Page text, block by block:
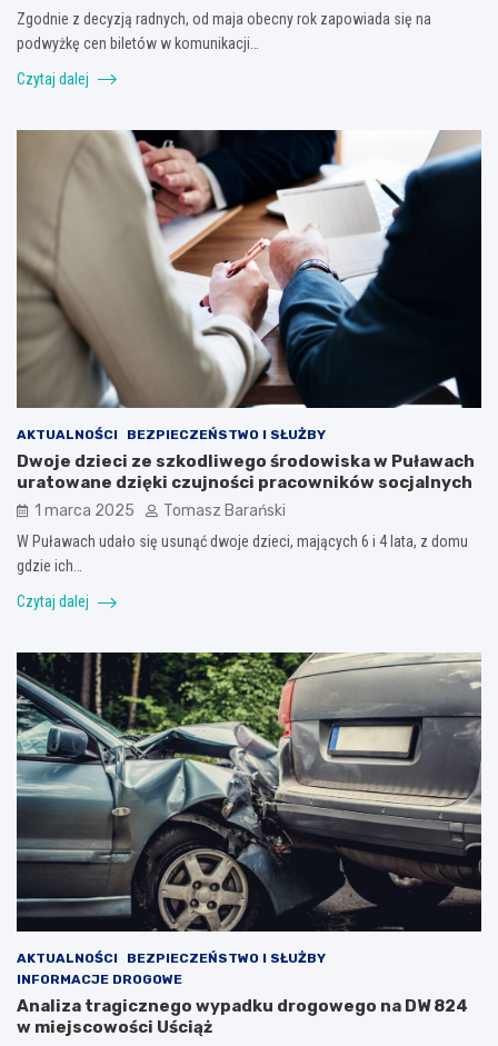
Zgodnie z decyzją radnych, od maja obecny rok zapowiada się na
podwyżkę cen biletów w komunikacji…
Czytaj dalej
AKTUALNOŚCI BEZPIECZEŃSTWO I SŁUŻBY
Dwoje dzieci ze szkodliwego środowiska w Puławach
uratowane dzięki czujności pracowników socjalnych
1 marca 2025 Tomasz Barański
W Puławach udało się usunąć dwoje dzieci, mających 6 i 4 lata, z domu
gdzie ich…
Czytaj dalej
AKTUALNOŚCI
BEZPIECZEŃSTWO I SŁUŻBY
INFORMACJE DROGOWE
Analiza tragicznego wypadku drogowego na DW 824
w miejscowości Uściąż